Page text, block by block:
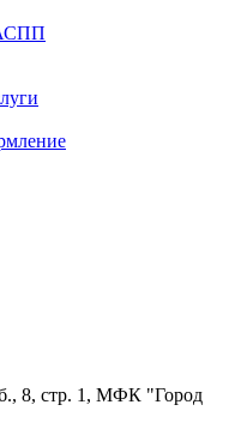
8, стр. 1, МФК "Город